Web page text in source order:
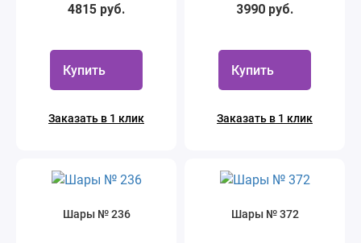
4815 руб.
Купить
Заказать в 1 клик
3990 руб.
Купить
Заказать в 1 клик
Шары № 236 Шары № 372